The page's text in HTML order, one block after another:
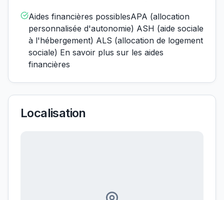
Aides financières possiblesAPA (allocation
personnalisée d'autonomie) ASH (aide sociale
à l'hébergement) ALS (allocation de logement
sociale) En savoir plus sur les aides
financières
Localisation